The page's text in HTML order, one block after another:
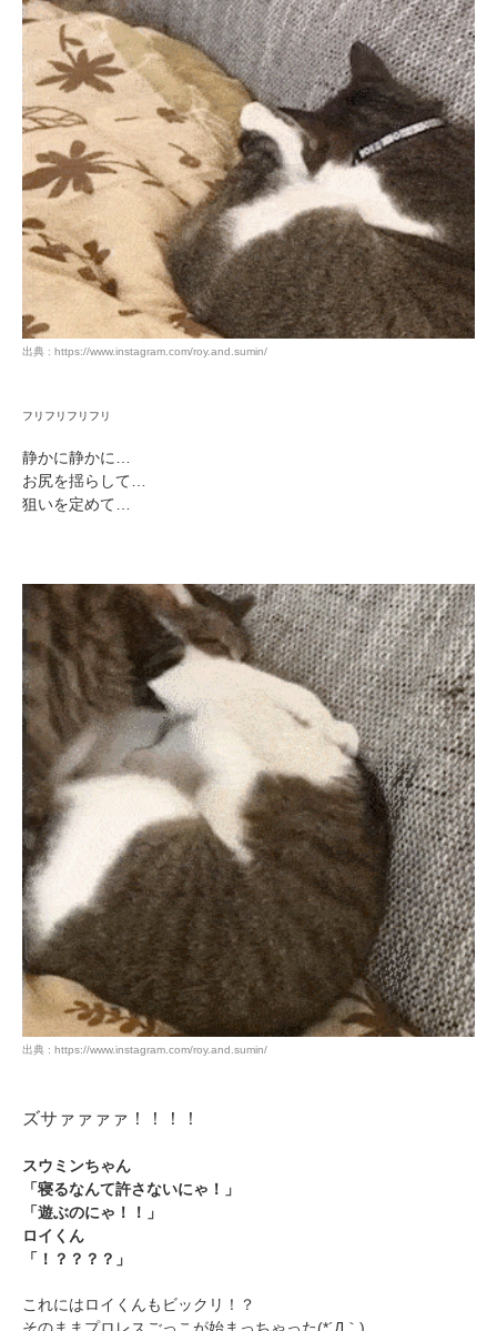
出典 : https://www.instagram.com/roy.and.sumin/
フリフリフリフリ
静かに静かに…
お尻を揺らして…
狙いを定めて…
出典 : https://www.instagram.com/roy.and.sumin/
ズサァァァァ！！！！
スウミンちゃん
「寝るなんて許さないにゃ！」
「遊ぶのにゃ！！」
ロイくん
「！？？？？」
これにはロイくんもビックリ！？
そのままプロレスごっこが始まっちゃった(*´Д｀)
pecodogs
PECOアプリをダウンロード済みの方